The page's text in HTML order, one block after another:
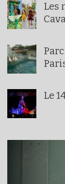
Les
Le